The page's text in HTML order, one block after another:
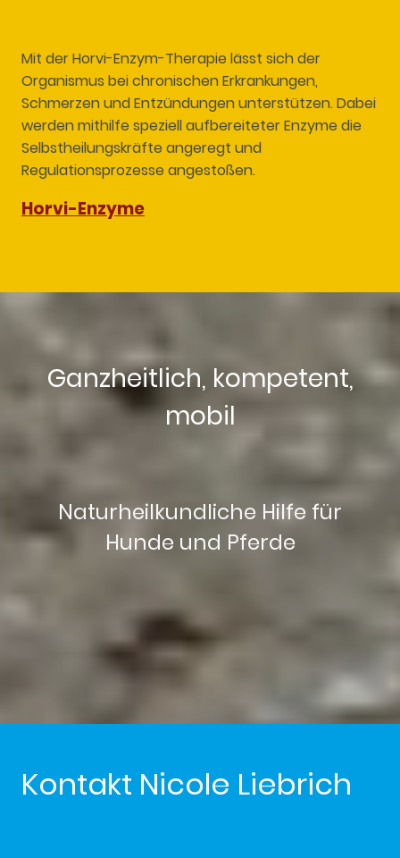
Mit der Horvi-Enzym-Therapie lässt sich der
Organismus bei chronischen Erkrankungen,
Schmerzen und Entzündungen unterstützen. Dabei
werden mithilfe speziell aufbereiteter Enzyme die
Selbstheilungskräfte angeregt und
Regulationsprozesse angestoßen.
Horvi-Enzyme
Ganzheitlich, kompetent,
mobil
Naturheilkundliche Hilfe für
Hunde und Pferde
Kontakt Nicole Liebrich